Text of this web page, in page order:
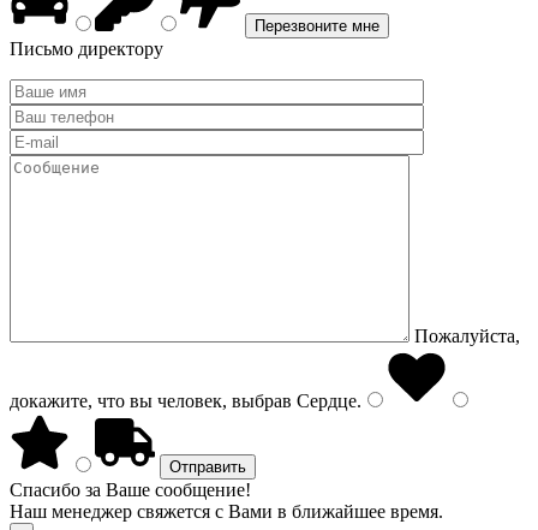
Письмо директору
Пожалуйста,
докажите, что вы человек, выбрав Сердце.
Спасибо за Ваше сообщение!
Наш менеджер свяжется с Вами в ближайшее время.